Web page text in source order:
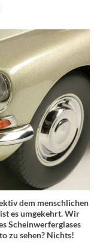
dem menschlichen
es umgekehrt. Wir
Scheinwerferglases
zu sehen? Nichts!